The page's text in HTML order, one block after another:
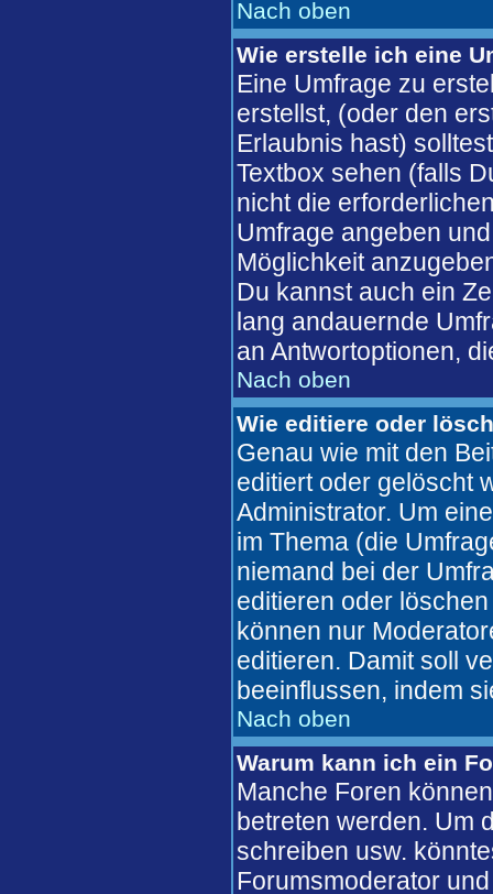
Nach oben
Wie erstelle ich eine
Eine Umfrage zu
erstellst, (oder den
Erlaubnis hast)
Textbox sehen (falls
nicht die
Umfrage angeben
Möglichkeit
Du kannst auch ein
lang andauernde
an Antwortoptionen,
Nach oben
Wie editiere oder
Genau wie mit den
editiert oder gelöscht
Administrator. Um
im Thema (die
niemand bei der
editieren oder
können nur
editieren. Damit soll
beeinflussen, indem
Nach oben
Warum kann ich ein
Manche Foren
betreten werden. Um
schreiben usw.
Forumsmoderator